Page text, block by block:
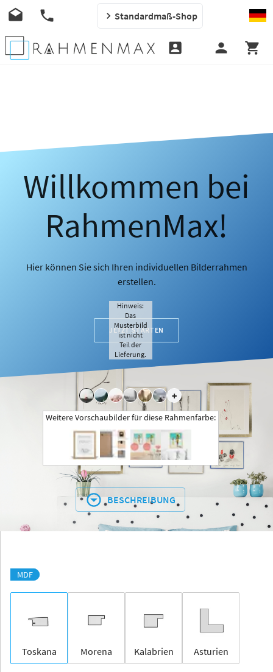
Standardmaß-Shop
Willkommen bei
RahmenMax!
Hier können Sie sich Ihren individuellen Bilderrahmen
erstellen.
JETZT STARTEN
+
Hinweis:
Das
Musterbild
ist nicht
Teil der
Lieferung.
Weitere Vorschaubilder für diese Rahmenfarbe:
BESCHREIBUNG
MDF
Toskana Morena Kalabrien Asturien